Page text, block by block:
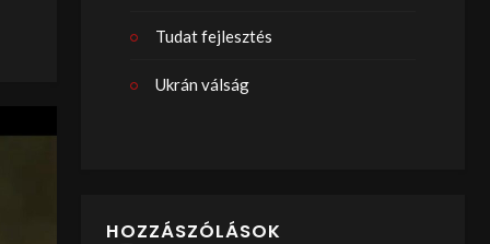
Tudat fejlesztés
Ukrán válság
HOZZÁSZÓLÁSOK